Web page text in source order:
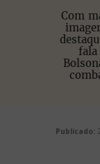
Com
fala
Publicado: